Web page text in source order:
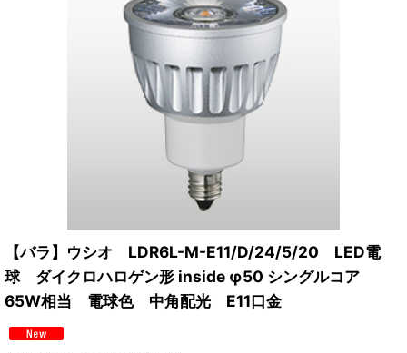
【バラ】ウシオ LDR6L-M-E11/D/24/5/20 LED電
球 ダイクロハロゲン形 inside φ50 シングルコア
65W相当 電球色 中角配光 E11口金